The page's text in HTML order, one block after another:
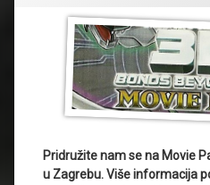
Pridružite nam se na Movie
u Zagrebu. Više informacija